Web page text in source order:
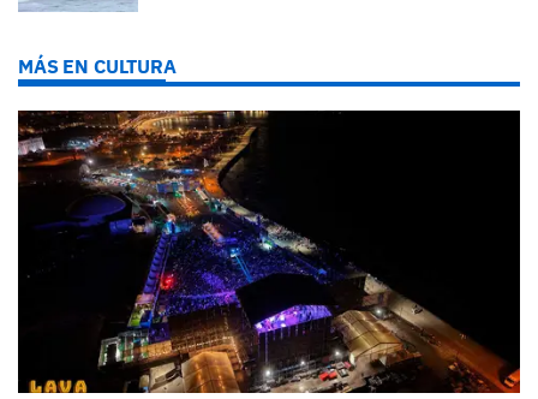
MÁS EN CULTURA